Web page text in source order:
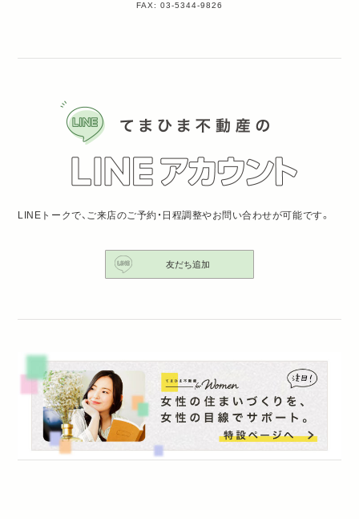
FAX: 03-5344-9826
LINEトークで、ご来店のご予約・日程調整やお問い合わせが可能です。
友だち追加